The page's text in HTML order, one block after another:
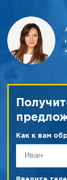
Как к вам